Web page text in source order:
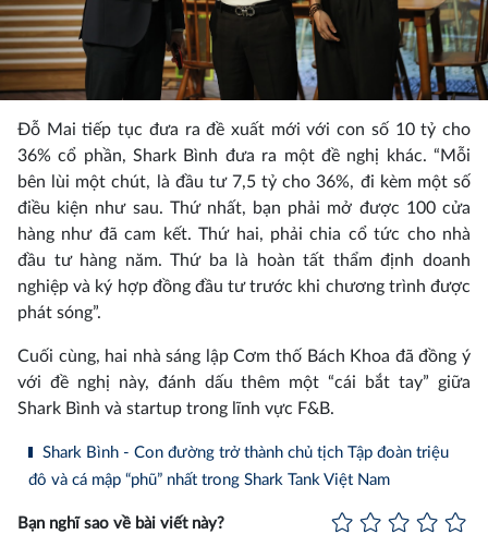
Đỗ Mai tiếp tục đưa ra đề xuất mới với con số 10 tỷ cho
36% cổ phần, Shark Bình đưa ra một đề nghị khác. “Mỗi
bên lùi một chút, là đầu tư 7,5 tỷ cho 36%, đi kèm một số
điều kiện như sau. Thứ nhất, bạn phải mở được 100 cửa
hàng như đã cam kết. Thứ hai, phải chia cổ tức cho nhà
đầu tư hàng năm. Thứ ba là hoàn tất thẩm định doanh
nghiệp và ký hợp đồng đầu tư trước khi chương trình được
phát sóng”.
Cuối cùng, hai nhà sáng lập Cơm thố Bách Khoa đã đồng ý
với đề nghị này, đánh dấu thêm một “cái bắt tay” giữa
Shark Bình và startup trong lĩnh vực F&B.
Shark Bình - Con đường trở thành chủ tịch Tập đoàn triệu
đô và cá mập “phũ” nhất trong Shark Tank Việt Nam
Bạn nghĩ sao về bài viết này?